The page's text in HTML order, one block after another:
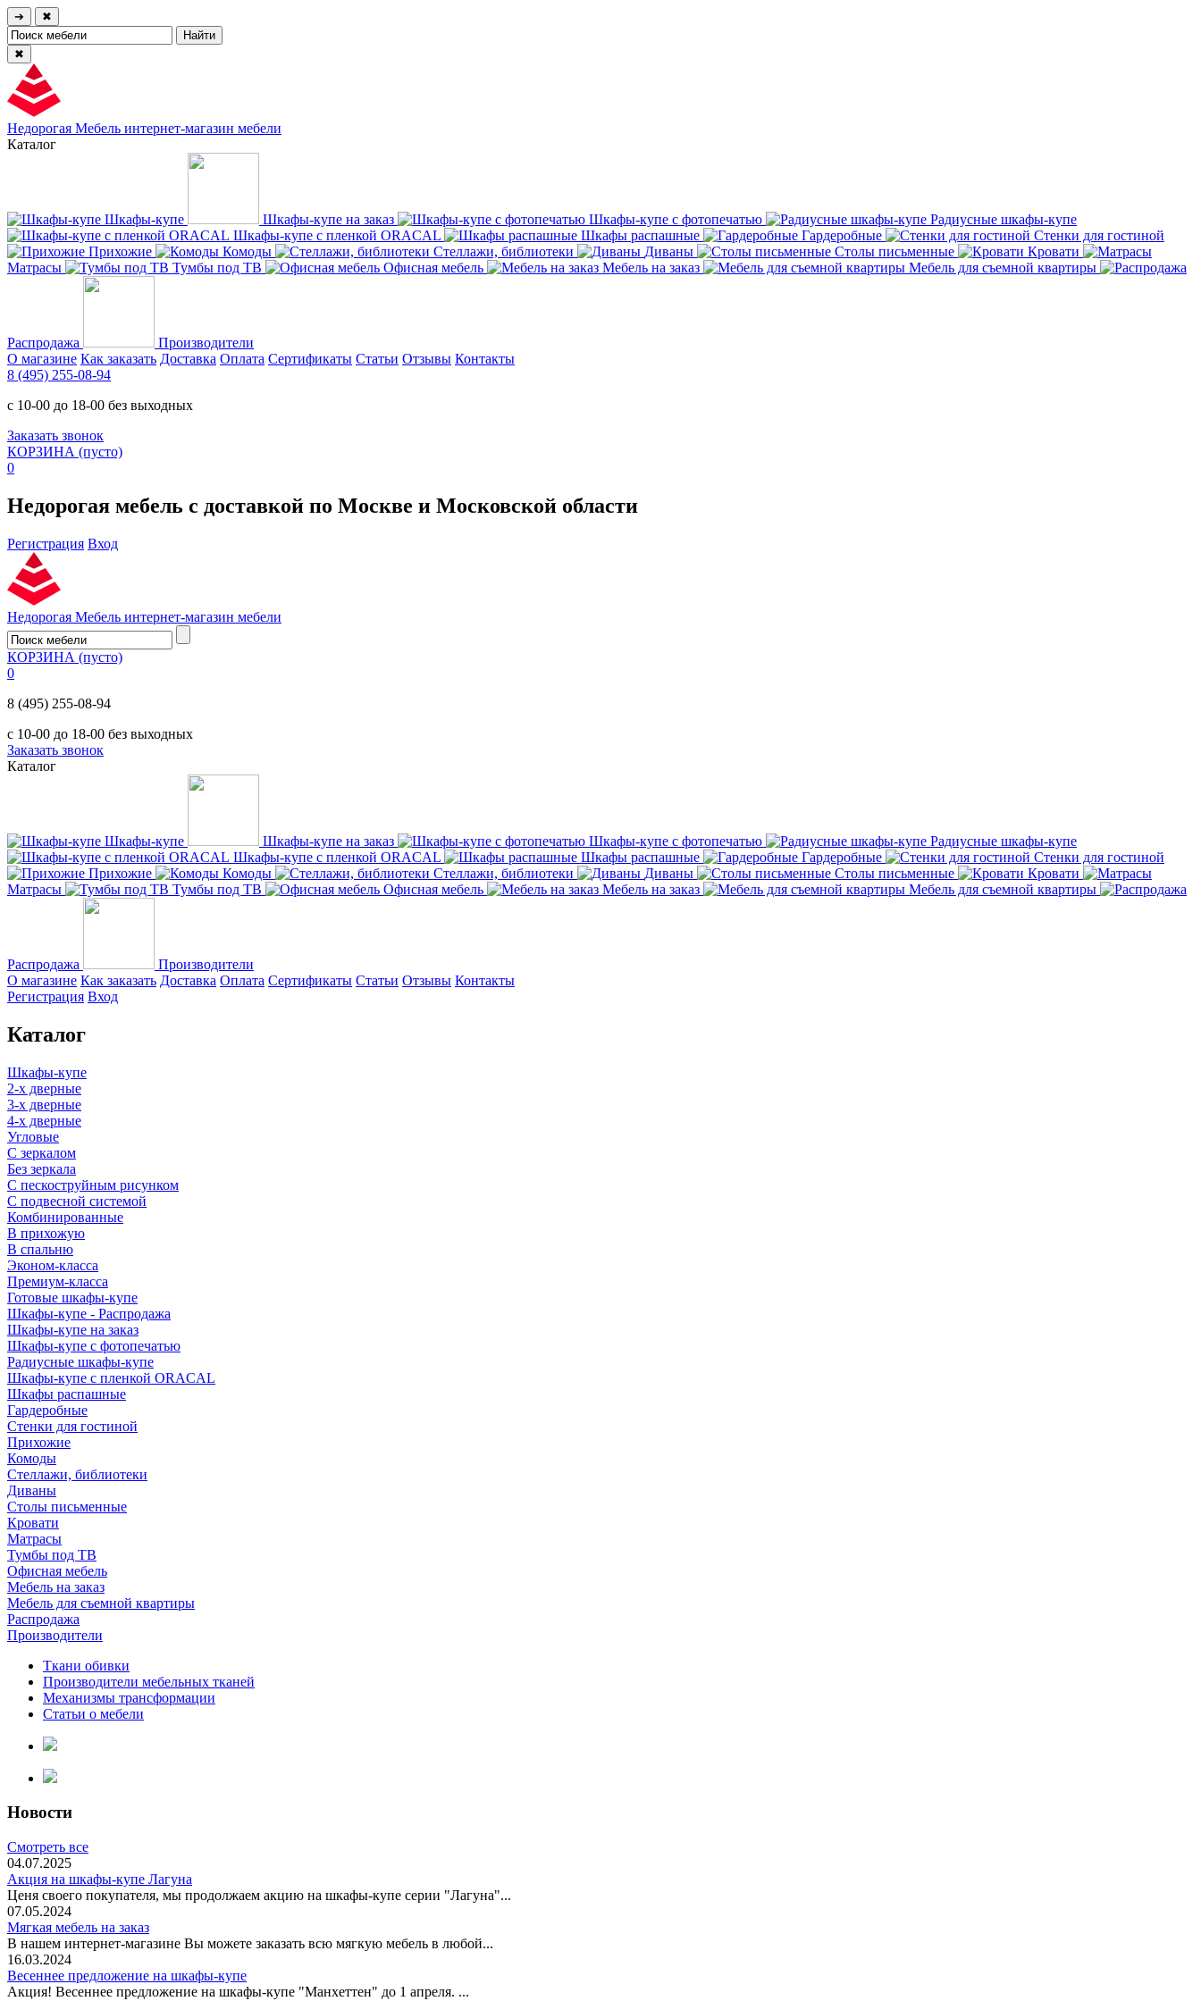
➔ ✖
✖
Недорогая Мебель интернет-магазин мебели
Каталог
Шкафы-купе Шкафы-купе на заказ Шкафы-купе с фотопечатью
Радиусные шкафы-купе
Шкафы-купе с пленкой ORACAL
Шкафы распашные Гардеробные
Стенки для гостиной
Прихожие
Комоды Стеллажи, библиотеки Диваны Столы письменные
Кровати
Матрасы
Тумбы под ТВ Офисная мебель Мебель на заказ Мебель для съемной квартиры
Распродажа
Производители
О магазине Как заказать Доставка Оплата Сертификаты Статьи Отзывы Контакты
8 (495) 255-08-94
с 10-00 до 18-00 без выходных
Заказать звонок
КОРЗИНА (пусто)
0
Недорогая мебель с доставкой по Москве и Московской области
Регистрация Вход
Недорогая Мебель интернет-магазин мебели
КОРЗИНА (пусто)
0
8 (495) 255-08-94
с 10-00 до 18-00 без выходных
Заказать звонок
Каталог
Шкафы-купе Шкафы-купе на заказ Шкафы-купе с фотопечатью
Радиусные шкафы-купе
Шкафы-купе с пленкой ORACAL
Шкафы распашные Гардеробные
Стенки для гостиной
Прихожие
Комоды Стеллажи, библиотеки Диваны Столы письменные
Кровати
Матрасы
Тумбы под ТВ Офисная мебель Мебель на заказ Мебель для съемной квартиры
Распродажа
Производители
О магазине Как заказать Доставка Оплата Сертификаты Статьи Отзывы Контакты
Регистрация Вход
Каталог
Шкафы-купе
2-х дверные
3-х дверные
4-х дверные
Угловые
С зеркалом
Без зеркала
С пескоструйным рисунком
С подвесной системой
Комбинированные
В прихожую
В спальню
Эконом-класса
Премиум-класса
Готовые шкафы-купе
Шкафы-купе - Распродажа
Шкафы-купе на заказ
Шкафы-купе с фотопечатью
Радиусные шкафы-купе
Шкафы-купе с пленкой ORACAL
Шкафы распашные
Гардеробные
Стенки для гостиной
Прихожие
Комоды
Стеллажи, библиотеки
Диваны
Столы письменные
Кровати
Матрасы
Тумбы под ТВ
Офисная мебель
Мебель на заказ
Мебель для съемной квартиры
Распродажа
Производители
Ткани обивки
Производители мебельных тканей
Механизмы трансформации
Статьи о мебели
Новости
Смотреть все
04.07.2025
Акция на шкафы-купе Лагуна
Ценя своего покупателя, мы продолжаем акцию на шкафы-купе серии "Лагуна"...
07.05.2024
Мягкая мебель на заказ
В нашем интернет-магазине Вы можете заказать всю мягкую мебель в любой...
16.03.2024
Весеннее предложение на шкафы-купе
Акция! Весеннее предложение на шкафы-купе "Манхеттен" до 1 апреля. ...